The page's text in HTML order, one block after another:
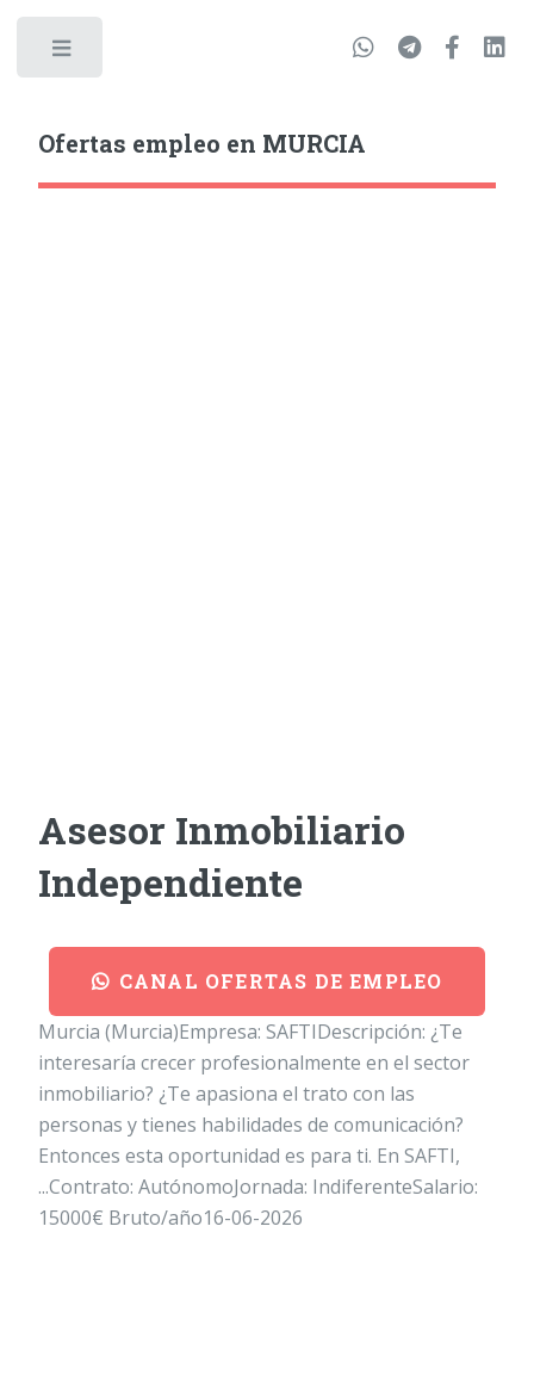
Ofertas empleo en MURCIA
Asesor Inmobiliario
Independiente
CANAL OFERTAS DE EMPLEO
Murcia (Murcia)Empresa: SAFTIDescripción: ¿Te
interesaría crecer profesionalmente en el sector
inmobiliario? ¿Te apasiona el trato con las
personas y tienes habilidades de comunicación?
Entonces esta oportunidad es para ti. En SAFTI,
...Contrato: AutónomoJornada: IndiferenteSalario:
15000€ Bruto/año16-06-2026